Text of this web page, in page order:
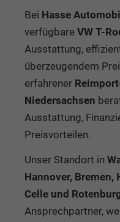
Bei Hasse
verfügbare VW T-
Ausstattung,
überzeugendem
erfahrener
Niedersachsen
Ausstattung,
Preisvorteilen.
Unser Standort in
Hannover, Bremen,
Celle und
Ansprechpartner,